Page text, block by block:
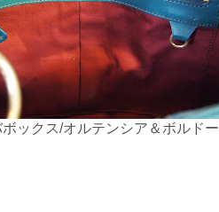
ボックス/オルテンシア＆ボルドー